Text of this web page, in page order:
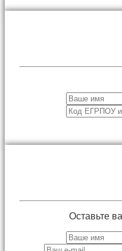
Оставьте